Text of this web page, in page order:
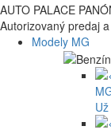
AUTO PALACE
Autorizovaný predaj
Modely MG